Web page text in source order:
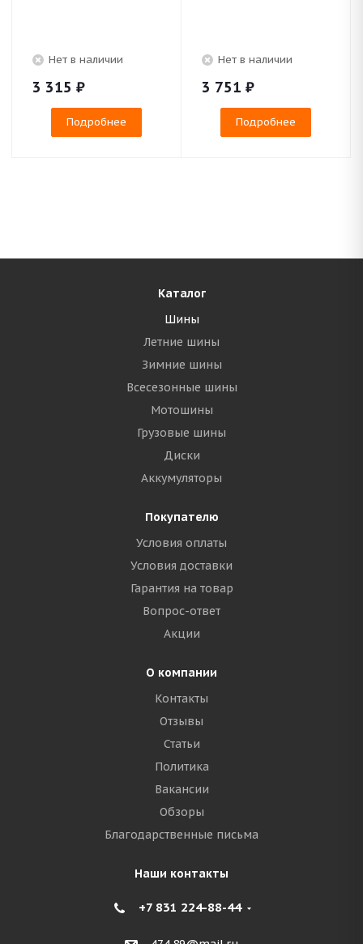
Нет в наличии
3 315 ₽
Подробнее
Нет в наличии
3 751 ₽
Подробнее
Каталог
Шины
Летние шины
Зимние шины
Всесезонные шины
Мотошины
Грузовые шины
Диски
Аккумуляторы
Покупателю
Условия оплаты
Условия доставки
Гарантия на товар
Вопрос-ответ
Акции
О компании
Контакты
Отзывы
Статьи
Политика
Вакансии
Обзоры
Благодарственные письма
Наши контакты
+7 831 224-88-44